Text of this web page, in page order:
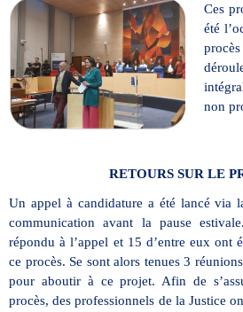
Ces
été
non
RETOURS SUR LE
Un appel à candidature a été lancé via
communication avant la pause
répondu à l’appel et 15 d’entre eux ont
ce procès. Se sont alors tenues 3
pour aboutir à ce projet. Afin de
procès, des professionnels de la Justice